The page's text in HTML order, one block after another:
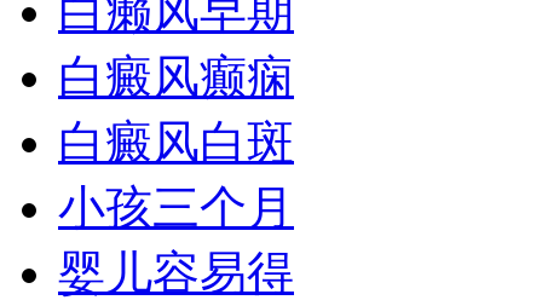
白癞风早期
白癜风癫痫
白癜风白斑
小孩三个月
婴儿容易得